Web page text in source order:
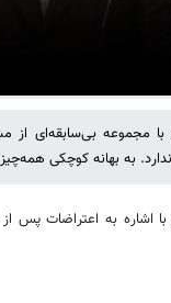
با مجموعه بی‌سابقه‌ای
به بهانه کوچکی همه‌چیز
با اشاره به اعتراضات پس